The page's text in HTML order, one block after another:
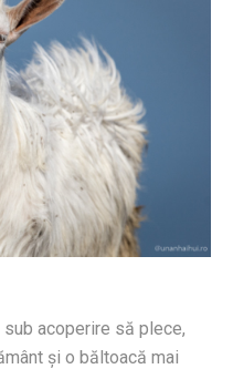
acoperire să plece,
şi o băltoacă mai